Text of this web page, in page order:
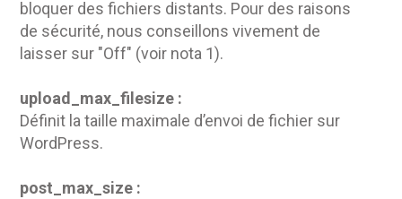
bloquer des fichiers distants. Pour des raisons
de sécurité, nous conseillons vivement de
laisser sur "Off" (voir nota 1).
upload_max_filesize :
Définit la taille maximale d’envoi de fichier sur
WordPress.
post_max_size :